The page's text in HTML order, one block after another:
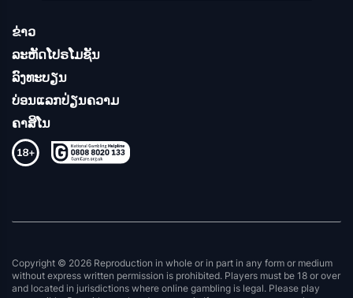
ຂ່າວ
ລະຫັດໂປຣໂມຊັນ
ລົງທະບຽນ
ບ່ອນແລກປ່ຽນຄວາມ
ຄາສິໂນ
Copyright © 2026 Reproduction in whole or in part in any form or medium
without express written permission is prohibited. Players must be 18 or over
and located in jurisdictions where online gambling is legal. Please play